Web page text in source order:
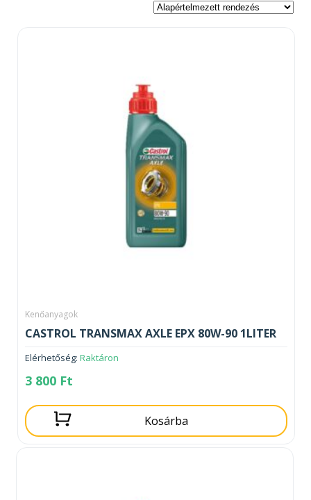
Kenőanyagok
CASTROL TRANSMAX AXLE EPX 80W-90 1LITER
Elérhetőség: Raktáron
3 800 Ft
Kosárba